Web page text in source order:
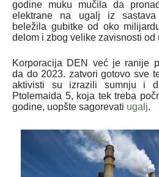
godine muku mučila da
elektrane na ugalj iz
beležila gubitke od oko
delom i zbog velike zavisnosti od
Korporacija DEN već je ranije
da do 2023. zatvori gotovo sve
aktivisti su izrazili sumnju i
Ptolemaida 5, koja tek treba
godine, uopšte sagorevati ugalj.